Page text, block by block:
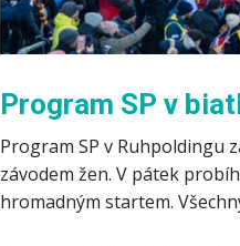
Program SP v
Program SP v Ruhpoldingu
závodem žen. V pátek
hromadným startem.